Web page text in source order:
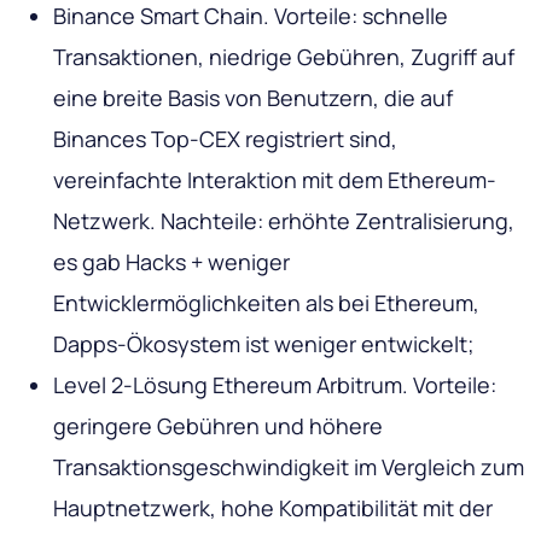
Binance Smart Chain. Vorteile: schnelle
Transaktionen, niedrige Gebühren, Zugriff auf
eine breite Basis von Benutzern, die auf
Binances Top-CEX registriert sind,
vereinfachte Interaktion mit dem Ethereum-
Netzwerk. Nachteile: erhöhte Zentralisierung,
es gab Hacks + weniger
Entwicklermöglichkeiten als bei Ethereum,
Dapps-Ökosystem ist weniger entwickelt;
Level 2-Lösung Ethereum Arbitrum. Vorteile:
geringere Gebühren und höhere
Transaktionsgeschwindigkeit im Vergleich zum
Hauptnetzwerk, hohe Kompatibilität mit der